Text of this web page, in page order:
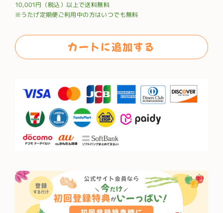
価
10,001円（税込）以上で送料無料
※うたげ定期便ご利用中の方はいつでも無料
カートに追加する